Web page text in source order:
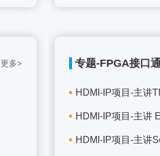
更多> 专题-FPGA接口
HDMI-IP项目-主讲
HDMI-IP项目-主讲
HDMI-IP项目-主讲